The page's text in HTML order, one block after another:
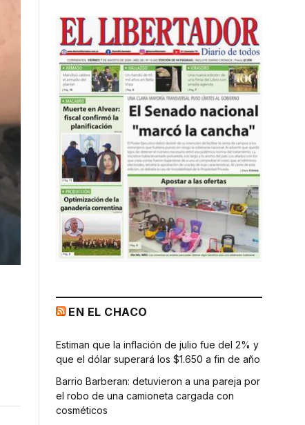
EN EL CHACO
Estiman que la inflación de julio fue del 2% y
que el dólar superará los $1.650 a fin de año
Barrio Barberan: detuvieron a una pareja por
el robo de una camioneta cargada con
cosméticos